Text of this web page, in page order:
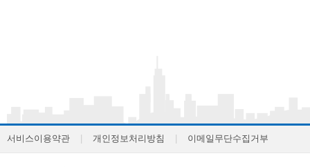
서비스이용약관 개인정보처리방침 이메일무단수집거부